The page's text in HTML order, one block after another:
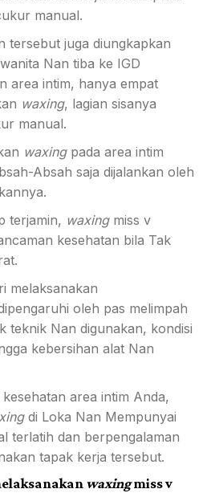
manual.
tersebut juga diungkapkan
Nan tiba ke IGD
area intim, hanya empat
waxing, lagian sisanya
manual.
waxing pada area intim
Absah saja dijalankan oleh
terjamin, waxingmiss v
kesehatan bila Tak
melaksanakan
oleh pas melimpah
teknik Nan digunakan, kondisi
kebersihan alat Nan
area intim Anda,
di Loka Nan Mempunyai
terlatih dan berpengalaman
tapak kerja tersebut.
waxingmiss v